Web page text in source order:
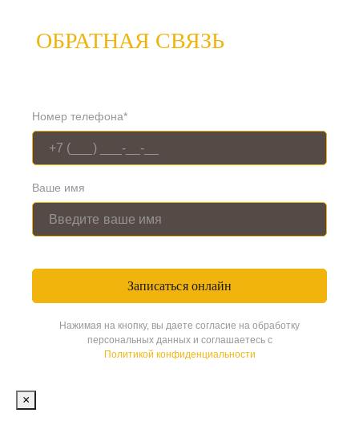
ОБРАТНАЯ СВЯЗЬ
Номер телефона*
Ваше имя
Нажимая на кнопку, вы даете согласие на обработку
персональных данных и соглашаетесь с
Политикой конфиденциальности
×